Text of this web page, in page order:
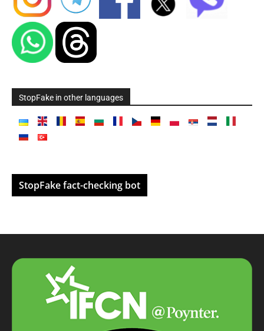
StopFake in other languages
StopFake fact-checking bot